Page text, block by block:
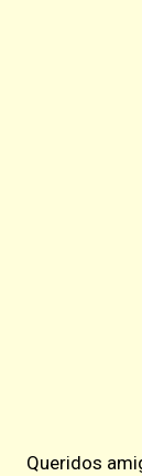
Queridos